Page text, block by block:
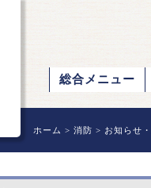
総合メニュー
ホーム > 消防 > お知らせ